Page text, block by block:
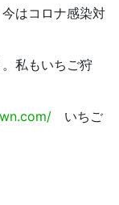
はコロナ感染対
私もいちご狩
いちご